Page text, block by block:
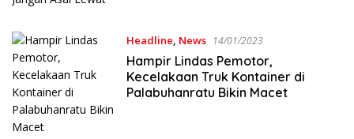
Headline, News 14/01/2023
Hampir Lindas Pemotor,
Kecelakaan Truk Kontainer di
Palabuhanratu Bikin Macet